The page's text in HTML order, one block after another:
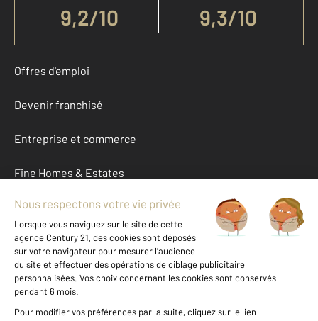
9,2/10 9,3/10
Offres d'emploi
Devenir franchisé
Entreprise et commerce
Fine Homes & Estates
À propos
International
Nous contacter